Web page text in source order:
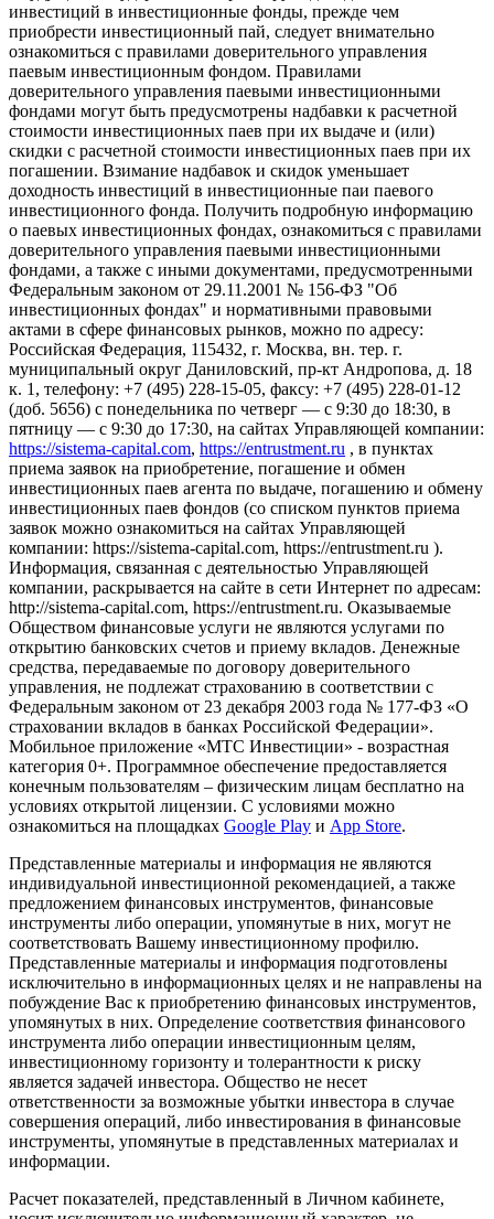
инвестиций в инвестиционные фонды, прежде чем
приобрести инвестиционный пай, следует внимательно
ознакомиться с правилами доверительного управления
паевым инвестиционным фондом. Правилами
доверительного управления паевыми инвестиционными
фондами могут быть предусмотрены надбавки к расчетной
стоимости инвестиционных паев при их выдаче и (или)
скидки с расчетной стоимости инвестиционных паев при их
погашении. Взимание надбавок и скидок уменьшает
доходность инвестиций в инвестиционные паи паевого
инвестиционного фонда. Получить подробную информацию
о паевых инвестиционных фондах, ознакомиться с правилами
доверительного управления паевыми инвестиционными
фондами, а также с иными документами, предусмотренными
Федеральным законом от 29.11.2001 № 156-ФЗ "Об
инвестиционных фондах" и нормативными правовыми
актами в сфере финансовых рынков, можно по адресу:
Российская Федерация, 115432, г. Москва, вн. тер. г.
муниципальный округ Даниловский, пр-кт Андропова, д. 18
к. 1, телефону: +7 (495) 228-15-05, факсу: +7 (495) 228-01-12
(доб. 5656) с понедельника по четверг — c 9:30 до 18:30, в
пятницу — с 9:30 до 17:30, на сайтах Управляющей компании:
https://sistema-capital.com, https://entrustment.ru , в пунктах
приема заявок на приобретение, погашение и обмен
инвестиционных паев агента по выдаче, погашению и обмену
инвестиционных паев фондов (со списком пунктов приема
заявок можно ознакомиться на сайтах Управляющей
компании: https://sistema-capital.com, https://entrustment.ru ).
Информация, связанная с деятельностью Управляющей
компании, раскрывается на сайте в сети Интернет по адресам:
http://sistema-capital.com, https://entrustment.ru. Оказываемые
Обществом финансовые услуги не являются услугами по
открытию банковских счетов и приему вкладов. Денежные
средства, передаваемые по договору доверительного
управления, не подлежат страхованию в соответствии с
Федеральным законом от 23 декабря 2003 года № 177-ФЗ «О
страховании вкладов в банках Российской Федерации».
Мобильное приложение «МТС Инвестиции» - возрастная
категория 0+. Программное обеспечение предоставляется
конечным пользователям – физическим лицам бесплатно на
условиях открытой лицензии. С условиями можно
ознакомиться на площадках Google Play и App Store.
Представленные материалы и информация не являются
индивидуальной инвестиционной рекомендацией, а также
предложением финансовых инструментов, финансовые
инструменты либо операции, упомянутые в них, могут не
соответствовать Вашему инвестиционному профилю.
Представленные материалы и информация подготовлены
исключительно в информационных целях и не направлены на
побуждение Вас к приобретению финансовых инструментов,
упомянутых в них. Определение соответствия финансового
инструмента либо операции инвестиционным целям,
инвестиционному горизонту и толерантности к риску
является задачей инвестора. Общество не несет
ответственности за возможные убытки инвестора в случае
совершения операций, либо инвестирования в финансовые
инструменты, упомянутые в представленных материалах и
информации.
Расчет показателей, представленный в Личном кабинете,